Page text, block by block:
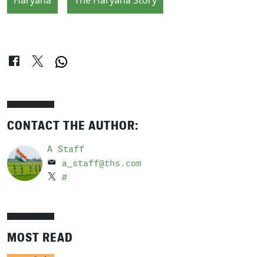
CONTACT THE AUTHOR:
A Staff
a_staff@ths.com
#
MOST READ